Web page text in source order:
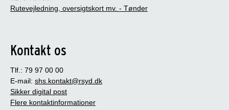
Rutevejledning, oversigtskort mv. - Tønder
Kontakt os
Tlf.: 79 97 00 00
E-mail: shs.kontakt@rsyd.dk
Sikker digital post
Flere kontaktinformationer